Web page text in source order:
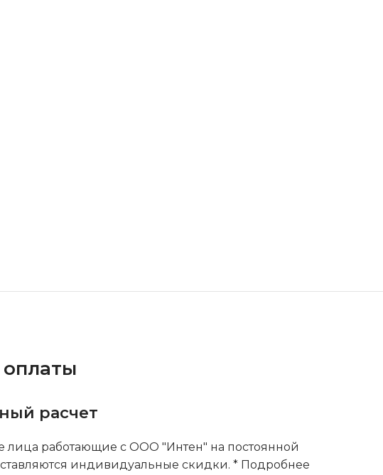
расчет
работающие с ООО "Интен" на постоянной
индивидуальные скидки. * Подробнее